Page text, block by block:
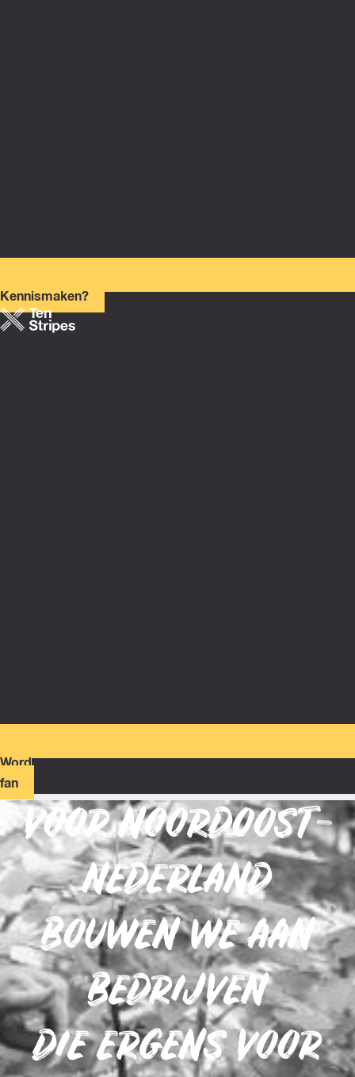
Kennismaken?
Word
fan
VOOR NOORDOOST-
NEDERLAND
BOUWEN WE AAN
BEDRIJVEN
DIE ERGENS VOOR